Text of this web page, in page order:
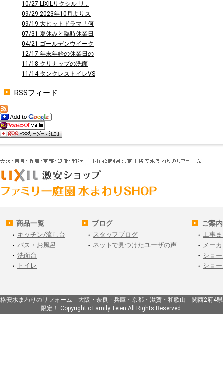
ウーノ...
10/27 LIXILリクシル リ...
09/29 2023年10月よりス
タ...
09/19 大ヒットドラマ「何
曜日に...
07/31 夏休みと臨時休業日
のお知...
04/21 ゴールデンウイーク
休業の...
12/17 年末年始の休業日の
お知ら...
11/18 クリナップの洗面
台 ファ...
11/14 タンクレストイレVS
RSSフィード
商品一覧
キッチン/流し台
バス・お風呂
洗面台
トイレ
ブログ
スタッフブログ
ネットで見つけたユーザの声
ご案内
工事
メー
ショ
ショ
格安水まわりのリフォーム 大阪・奈良・兵庫・京都・滋賀・和歌山 関西2府4県
限定！ Copyright c Family Teien All Rights Reserved.